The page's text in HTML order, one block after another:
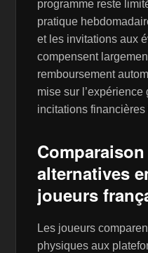
programme reste
pratique
et les invitations aux
compensent
remboursement
mise sur
incitations financières
alternatives
joueurs
Les joueurs
physiques aux